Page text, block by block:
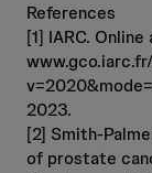
References
[1] IARC.
2023.
[2] Smith-
of prostate